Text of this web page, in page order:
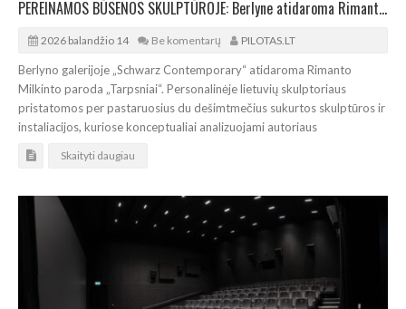
PEREINAMOS BŪSENOS SKULPTŪROJE: Berlyne atidaroma Rimanto Milkinto paroda „Tarpsniai“
2026 balandžio 14 Be komentarų PILOTAS.LT
Berlyno galerijoje „Schwarz Contemporary“ atidaroma Rimanto
Milkinto paroda „Tarpsniai“. Personalinėje lietuvių skulptoriaus
pristatomos per pastaruosius du dešimtmečius sukurtos skulptūros ir
instaliacijos, kuriose konceptualiai analizuojami autoriaus
Skaityti daugiau